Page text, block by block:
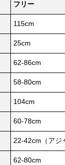
フリー
115cm
25cm
62-86cm
58-80cm
104cm
60-78cm
22-42cm（アジ
62-80cm